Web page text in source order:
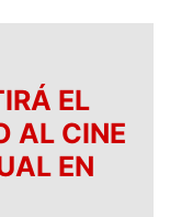
EL
AL CINE
EN